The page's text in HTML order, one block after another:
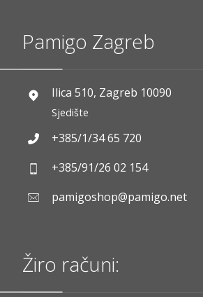
Pamigo Zagreb
Ilica 510, Zagreb 10090
Sjedište
+385/1/34 65 720
+385/91/26 02 154
pamigoshop@pamigo.net
Žiro računi: